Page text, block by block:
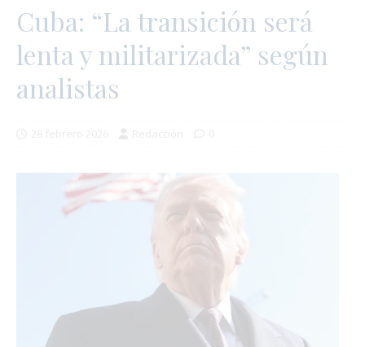
Cuba: “La transición será
lenta y militarizada” según
analistas